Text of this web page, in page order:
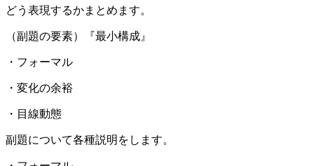
どう表現するかまとめます。
（副題の要素）『最小構成』
・フォーマル
・変化の余裕
・目線動態
副題について各種説明をします。